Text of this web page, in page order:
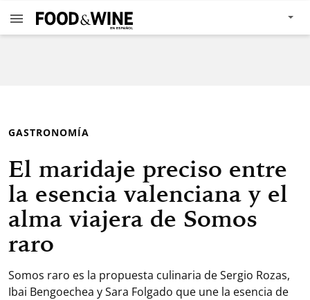
GASTRONOMÍA
El maridaje preciso entre
la esencia valenciana y el
alma viajera de Somos
raro
Somos raro es la propuesta culinaria de Sergio Rozas,
Ibai Bengoechea y Sara Folgado que une la esencia de